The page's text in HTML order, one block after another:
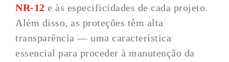
NR-12 e às especificidades de cada projeto.
Além disso, as proteções têm alta
transparência — uma característica
essencial para proceder à manutenção da